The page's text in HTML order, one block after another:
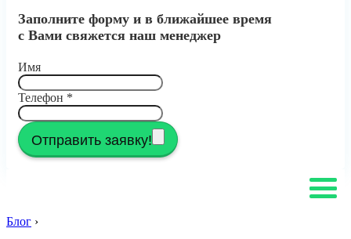
Заполните форму и в ближайшее время
с Вами свяжется наш менеджер
Имя
Телефон *
Отправить заявку!
Блог ›